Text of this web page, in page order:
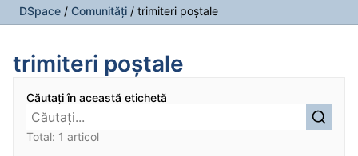
DSpace / Comunități / trimiteri poştale
trimiteri poştale
Căutați în această etichetă
Total: 1 articol